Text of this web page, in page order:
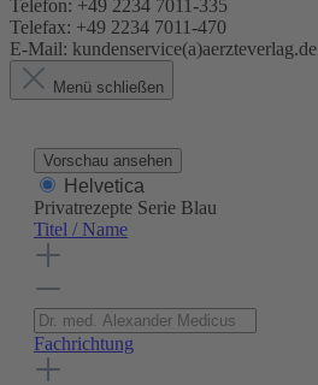
Telefon: +49 2234 7011-335
Telefax: +49 2234 7011-470
E-Mail: kundenservice(a)aerzteverlag.de
Menü schließen
Vorschau ansehen
Helvetica
Privatrezepte Serie Blau
Titel / Name
Fachrichtung